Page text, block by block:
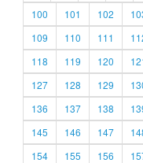
100
101 102
109
110 111
118
119 120
127
128 129
136
137 138
145
146 147
154
155 156